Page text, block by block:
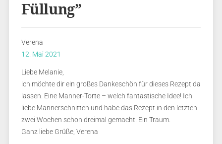
Füllung”
Verena
12. Mai 2021
Liebe Melanie,
ich möchte dir ein großes Dankeschön für dieses Rezept da
lassen. Eine Manner-Torte – welch fantastische Idee! Ich
liebe Mannerschnitten und habe das Rezept in den letzten
zwei Wochen schon dreimal gemacht. Ein Traum.
Ganz liebe Grüße, Verena